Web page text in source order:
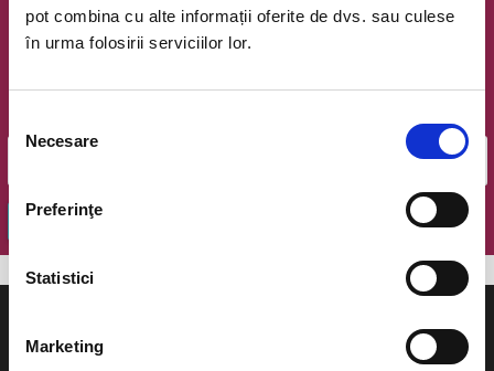
pot combina cu alte informații oferite de dvs. sau culese
în urma folosirii serviciilor lor.
consimțământului
Necesare
Preferinţe
Statistici
Marketing
Newsletter @ Bilete.ro
OK